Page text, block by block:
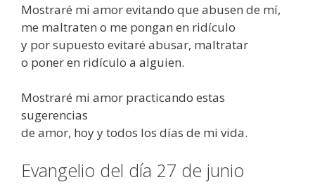
Mostraré mi amor evitando que abusen de mí,
me maltraten o me pongan en ridículo
y por supuesto evitaré abusar, maltratar
o poner en ridículo a alguien.
Mostraré mi amor practicando estas
sugerencias
de amor, hoy y todos los días de mi vida.
Evangelio del día 27 de junio